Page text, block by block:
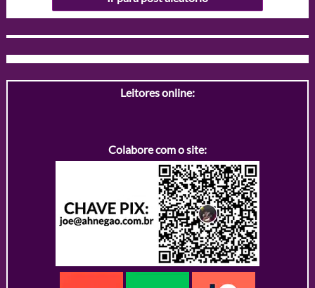
Leitores online:
Colabore com o site: